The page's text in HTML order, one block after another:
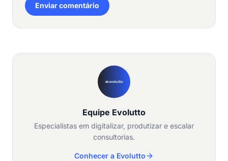
Enviar comentário
Equipe Evolutto
Especialistas em digitalizar, produtizar e escalar
consultorias.
Conhecer a Evolutto